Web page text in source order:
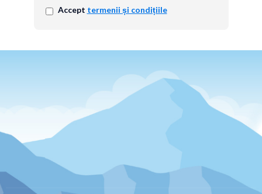
Accept termenii și condițiile